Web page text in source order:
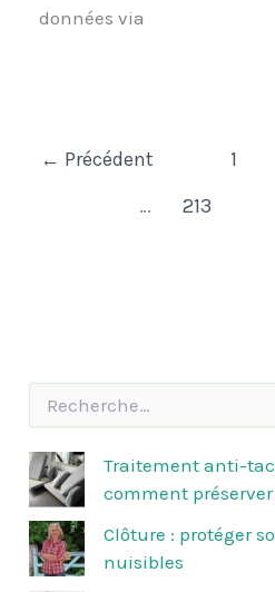
données via
← Précédent 1
…
213
h
e
r
c
h
e
Traitement anti-
comment préserver
Clôture : protéger
nuisibles